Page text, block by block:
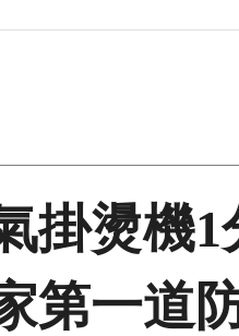
掛燙機
第一道